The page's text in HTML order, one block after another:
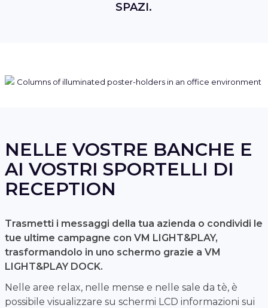
SPAZI.
NELLE VOSTRE BANCHE E
AI VOSTRI SPORTELLI DI
RECEPTION
Trasmetti i messaggi della tua azienda o condividi le
tue ultime campagne con VM LIGHT&PLAY,
trasformandolo in uno schermo grazie a VM
LIGHT&PLAY DOCK.
Nelle aree relax, nelle mense e nelle sale da tè, è
possibile visualizzare su schermi LCD informazioni sui